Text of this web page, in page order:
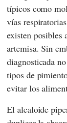
típicos como
vías
existen posibles
artemisa. Sin
diagnosticada
tipos de
evitar los
El alcaloide